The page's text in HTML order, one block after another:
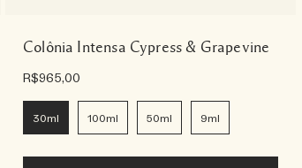
Colônia Intensa Cypress & Grapevine
R$965,00
30ml 100ml 50ml 9ml